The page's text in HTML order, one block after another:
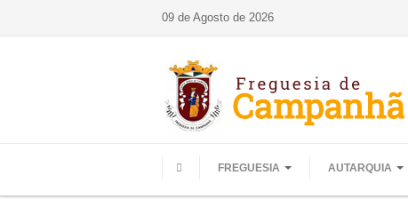
09 de Agosto de 2026
FREGUESIA AUTARQUIA